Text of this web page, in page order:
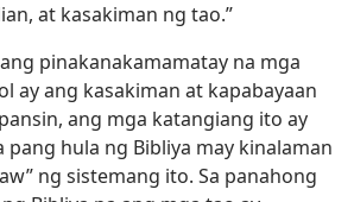
at kasakiman ng tao.”
pinakanakamamatay na mga
ay ang kasakiman at kapabayaan
ang mga katangiang ito ay
pang hula ng Bibliya may kinalaman
ng sistemang ito. Sa panahong